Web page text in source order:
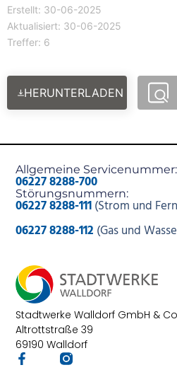
Erstellt: 30-06-2025
Aktualisiert: 30-06-2025
Treffer: 6
HERUNTERLADEN
Stadtwerke Walldorf GmbH &
Altrottstraße 39
69190 Walldorf
Allgemeine Servicenummer:
06227 8288-700
Störungsnummern:
06227 8288-111(Strom und
06227 8288-112 (Gas und